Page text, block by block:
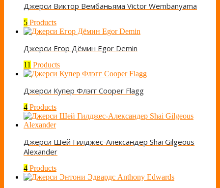
Джерси Виктор Вембаньяма Victor Wembanyama
5 Products
Джерси Егор Дёмин Egor Demin
11 Products
Джерси Купер Флэгг Cooper Flagg
4 Products
Джерси Шей Гилджес-Александер Shai Gilgeous
Alexander
4 Products